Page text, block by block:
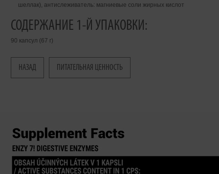
шеллак), антислеживатель: магниевые соли жирных кислот
СОДЕРЖАНИЕ 1-Й УПАКОВКИ:
90 капсул (67 г)
НАЗАД ПИТАТЕЛЬНАЯ ЦЕННОСТЬ